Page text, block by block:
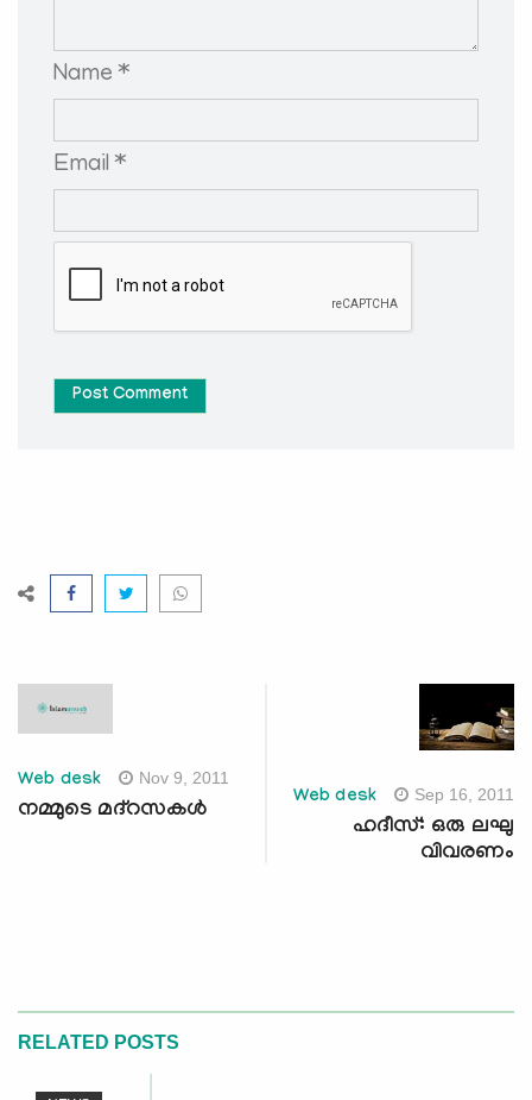
Name *
Email *
Post Comment
Web desk Nov 9, 2011
നമ്മുടെ മദ്‌റസകള്‍
Web desk Sep 16, 2011
ഹദീസ്: ഒരു ലഘു
വിവരണം
RELATED POSTS